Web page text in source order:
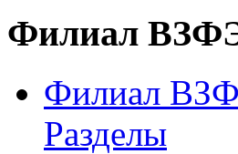
Филиал
Филиал
Разделы